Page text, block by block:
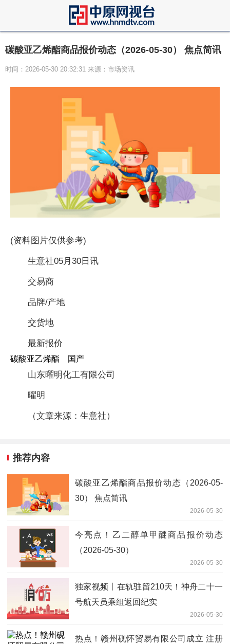
碳酸亚乙烯酯商品报价动态（2026-05-30） 焦点简讯
时间：2026-05-30 20:32:31 来源：市场资讯
(资料图片仅供参考)
生意社05月30日讯
交易商
品牌/产地
交货地
最新报价
碳酸亚乙烯酯 国产
山东曜明化工有限公司
曜明
（文章来源：生意社）
推荐内容
碳酸亚乙烯酯商品报价动态（2026-05-
30） 焦点简讯
2026-05-30
今亮点！乙二醇单甲醚商品报价动态
（2026-05-30）
2026-05-30
独家视频丨在轨驻留210天！神舟二十一
号航天员乘组返回纪实
2026-05-30
热点！赣州砚怀贸易有限公司成立 注册